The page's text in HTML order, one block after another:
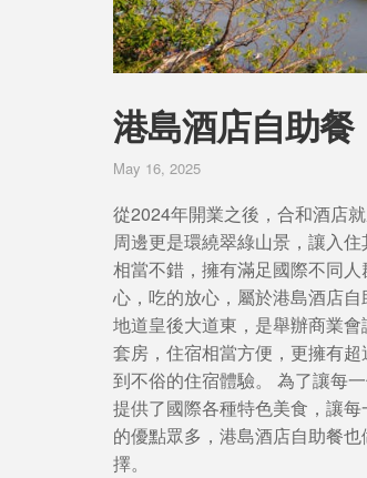
港島酒店自助餐
May 16, 2025
從2024年開業之後，合和酒店
周邊更是環繞翠綠山景，讓入
相當不錯，擁有滿足國際不同
心，吃的放心，屬於港島酒店
地道皇後大道東，是舉辦商業
套房，住宿相當方便，更擁有
到不俗的住宿體驗。 為了讓每
提供了國際各種特色美食，讓
的優點眾多，港島酒店自助餐
擇。